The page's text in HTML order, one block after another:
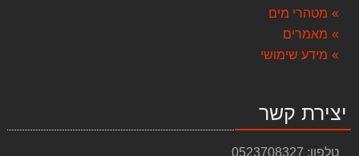
FLEX TAPE - דבק חזק במיוחד
שולחן עבודה מתכוונן אלומיניום TS001
מטהרי מים
מאמרים
מידע שימושי
יצירת קשר
טלפון: 0523708327